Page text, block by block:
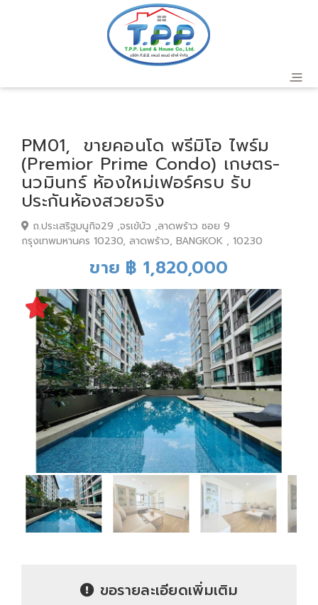
PM01, ขายคอนโด พรีมิโอ ไพร์ม
(Premior Prime Condo) เกษตร-
นวมินทร์ ห้องใหม่เฟอร์ครบ รับ
ประกันห้องสวยจริง
ถ.ประเสริฐมนูกิจ29 ,จรเข้บัว ,ลาดพร้าว ซอย 9
กรุงเทพมหานคร 10230, ลาดพร้าว, BANGKOK , 10230
ขาย ฿ 1,820,000
ขอรายละเอียดเพิ่มเติม